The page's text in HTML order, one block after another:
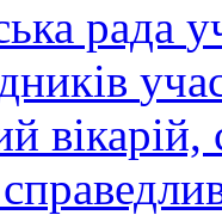
рада
вікарій,